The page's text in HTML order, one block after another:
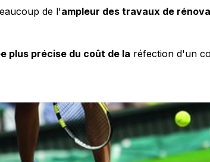
de l'ampleur des travaux de
plus précise du coût de la réfection d'un